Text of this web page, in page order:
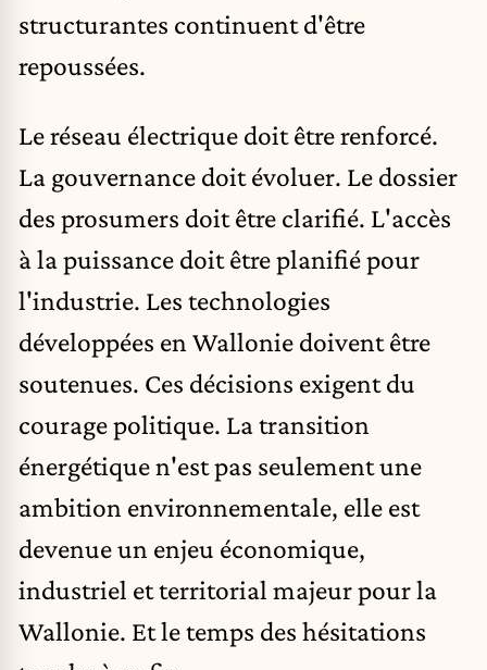
structurantes continuent d'être
repoussées.
Le réseau électrique doit être renforcé.
La gouvernance doit évoluer. Le dossier
des prosumers doit être clarifié. L'accès
à la puissance doit être planifié pour
l'industrie. Les technologies
développées en Wallonie doivent être
soutenues. Ces décisions exigent du
courage politique. La transition
énergétique n'est pas seulement une
ambition environnementale, elle est
devenue un enjeu économique,
industriel et territorial majeur pour la
Wallonie. Et le temps des hésitations